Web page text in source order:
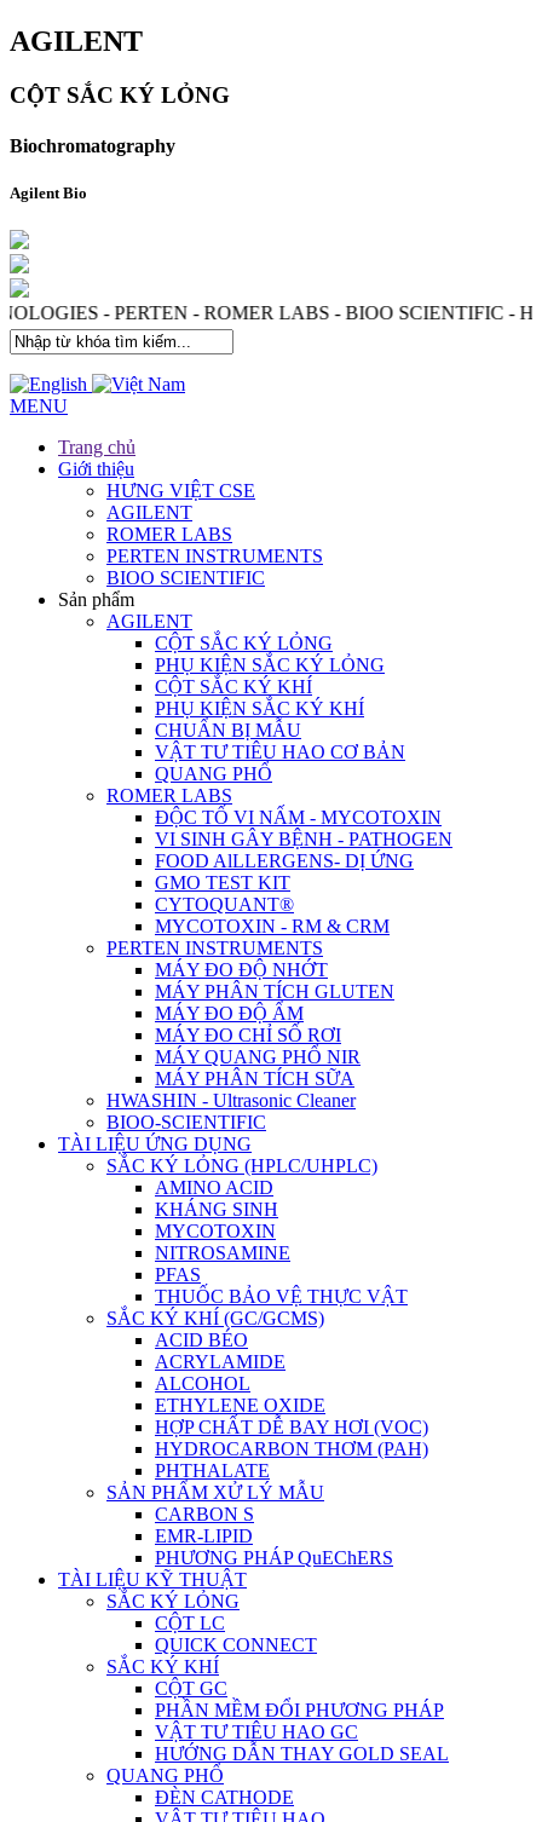
AGILENT
CỘT SẮC KÝ LỎNG
Biochromatography
Agilent Bio
- PERTEN - ROMER LABS - BIOO
MENU
Trang chủ
Giới thiệu
HƯNG VIỆT CSE
AGILENT
ROMER LABS
PERTEN INSTRUMENTS
BIOO SCIENTIFIC
Sản phẩm
AGILENT
CỘT SẮC KÝ LỎNG
PHỤ KIỆN SẮC KÝ LỎNG
CỘT SẮC KÝ KHÍ
PHỤ KIỆN SẮC KÝ KHÍ
CHUẨN BỊ MẪU
VẬT TƯ TIÊU HAO CƠ BẢN
QUANG PHỔ
ROMER LABS
ĐỘC TỐ VI NẤM - MYCOTOXIN
VI SINH GÂY BỆNH - PATHOGEN
FOOD AlLLERGENS- DỊ ỨNG
GMO TEST KIT
CYTOQUANT®
MYCOTOXIN - RM & CRM
PERTEN INSTRUMENTS
MÁY ĐO ĐỘ NHỚT
MÁY PHÂN TÍCH GLUTEN
MÁY ĐO ĐỘ ẨM
MÁY ĐO CHỈ SỐ RƠI
MÁY QUANG PHỔ NIR
MÁY PHÂN TÍCH SỮA
HWASHIN - Ultrasonic Cleaner
BIOO-SCIENTIFIC
TÀI LIỆU ỨNG DỤNG
SẮC KÝ LỎNG (HPLC/UHPLC)
AMINO ACID
KHÁNG SINH
MYCOTOXIN
NITROSAMINE
PFAS
THUỐC BẢO VỆ THỰC VẬT
SẮC KÝ KHÍ (GC/GCMS)
ACID BÉO
ACRYLAMIDE
ALCOHOL
ETHYLENE OXIDE
HỢP CHẤT DỄ BAY HƠI (VOC)
HYDROCARBON THƠM (PAH)
PHTHALATE
SẢN PHẨM XỬ LÝ MẪU
CARBON S
EMR-LIPID
PHƯƠNG PHÁP QuEChERS
TÀI LIỆU KỸ THUẬT
SẮC KÝ LỎNG
CỘT LC
QUICK CONNECT
SẮC KÝ KHÍ
CỘT GC
PHẦN MỀM ĐỔI PHƯƠNG PHÁP
VẬT TƯ TIÊU HAO GC
HƯỚNG DẪN THAY GOLD SEAL
QUANG PHỔ
ĐÈN CATHODE